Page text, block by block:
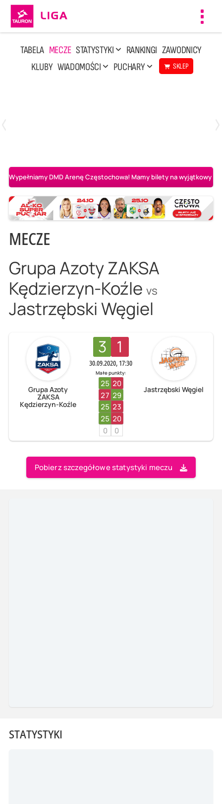
TABELA MECZE STATYSTYKI RANKINGI ZAWODNICY
KLUBY WIADOMOŚCI PUCHARY SKLEP
Wypełniamy DMD Arenę Częstochowa! Mamy bilety na wyjątkowy
MECZE
Grupa Azoty ZAKSA
Kędzierzyn-Koźle vs
Jastrzębski Węgiel
Grupa Azoty
ZAKSA
Kędzierzyn-Koźle
3 1
30.09.2020, 17:30
Małe punkty:
25 20
27 29
25 23
25 20
0
0
Jastrzębski Węgiel
Pobierz szczegółowe statystyki meczu
STATYSTYKI